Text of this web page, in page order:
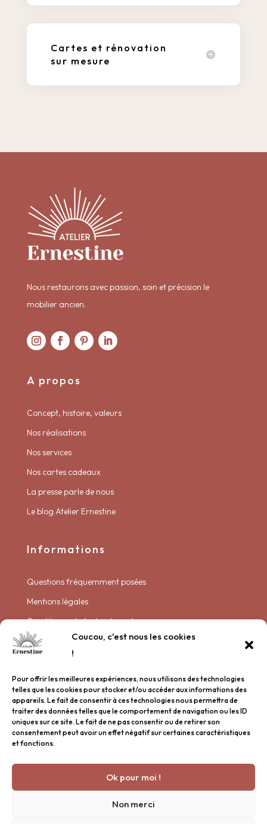
Coucou, c'est nous les cookies
!
Pour offrir les meilleures expériences, nous utilisons des technologies
telles que les cookies pour stocker et/ou accéder aux informations des
appareils. Le fait de consentir à ces technologies nous permettra de
traiter des données telles que le comportement de navigation ou les ID
uniques sur ce site. Le fait de ne pas consentir ou de retirer son
consentement peut avoir un effet négatif sur certaines caractéristiques
et fonctions.
Ok pour moi !
Non merci
Cartes et rénovation
sur mesure
Nous restaurons avec passion, soin et précision le
mobilier ancien.
A propos
Concept, histoire, valeurs
Nos réalisations
Nos services
Nos cartes cadeaux
La presse parle de nous
Le blog Atelier Ernestine
Informations
Questions fréquemment posées
Mentions légales
Conditions générales de vente
Politique de livraison
Plan de site
Garder contact
Une question ?